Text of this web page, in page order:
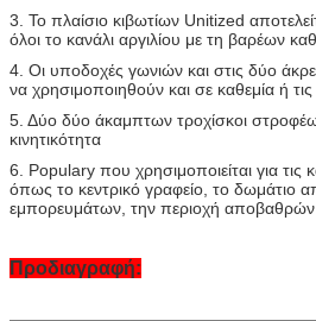
3. Το πλαίσιο κιβωτίων Unitized
όλοι το κανάλι αργιλίου με τη βαρέων
4. Οι υποδοχές γωνιών και στις δύο
να χρησιμοποιηθούν και σε καθεμία ή
5. Δύο δύο άκαμπτων τροχίσκοι
κινητικότητα
6. Populary που χρησιμοποιείται για τις
όπως το κεντρικό γραφείο, το δωμάτιο
εμπορευμάτων, την περιοχή αποβαθρών
Προδιαγραφή: